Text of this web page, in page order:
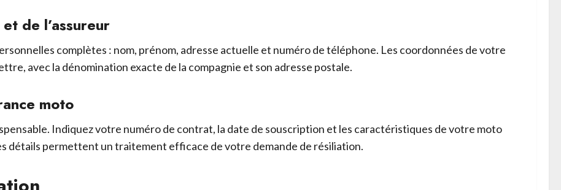
de l’assureur
complètes : nom, prénom, adresse actuelle et numéro de téléphone. Les coordonnées de votre
avec la dénomination exacte de la compagnie et son adresse postale.
moto
Indiquez votre numéro de contrat, la date de souscription et les caractéristiques de votre moto
détails permettent un traitement efficace de votre demande de résiliation.